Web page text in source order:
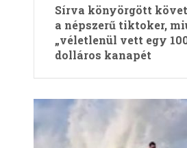
Sírva könyörgött
a népszerű tiktoker,
„véletlenül vett egy
dolláros kanapét